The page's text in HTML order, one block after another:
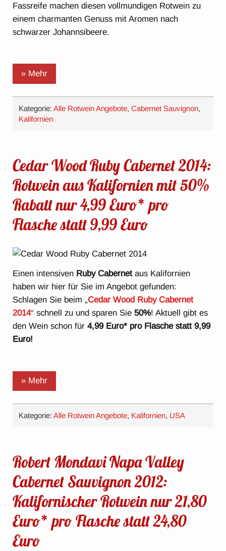
Fassreife machen diesen vollmundigen Rotwein zu
einem charmanten Genuss mit Aromen nach
schwarzer Johannsibeere.
» Mehr
Kategorie:Alle Rotwein Angebote,Cabernet Sauvignon,
Kalifornien
Cedar Wood Ruby Cabernet 2014:
Rotwein aus Kalifornien mit 50%
Rabatt nur 4,99 Euro* pro
Flasche statt 9,99 Euro
Einen intensiven Ruby Cabernetaus Kalifornien
haben wir hier für Sie im Angebot gefunden:
Schlagen Sie beim „Cedar Wood Ruby Cabernet
2014“ schnell zu und sparen Sie50%! Aktuell gibt es
den Wein schon für4,99 Euro* pro Flasche statt 9,99
Euro!
» Mehr
Kategorie:Alle Rotwein Angebote, Kalifornien, USA
Robert Mondavi Napa Valley
Cabernet Sauvignon 2012:
Kalifornischer Rotwein nur 21,80
Euro* pro Flasche statt 24,80
Euro